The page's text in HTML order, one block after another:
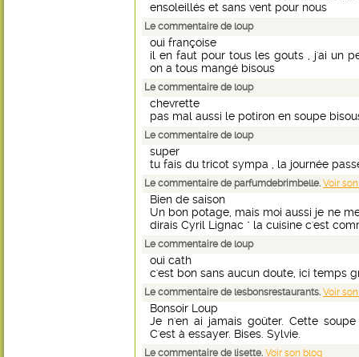
ensoleillés et sans vent pour nous
Le commentaire de loup
oui françoise
il en faut pour tous les gouts , j'ai un
on a tous mangé bisous
Le commentaire de loup
chevrette
pas mal aussi le potiron en soupe
Le commentaire de loup
super
tu fais du tricot sympa , la journée
Le commentaire de parfumdebrimbelle. Voir
Bien de saison
Un bon potage, mais moi aussi je ne
dirais Cyril Lignac " la cuisine c'est
Le commentaire de loup
oui cath
c'est bon sans aucun doute, ici temps
Le commentaire de lesbonsrestaurants. Voir
Bonsoir Loup
Je n'en ai jamais goûter. Cette
C'est à essayer. Bises. Sylvie.
Le commentaire de lisette. Voir son blog